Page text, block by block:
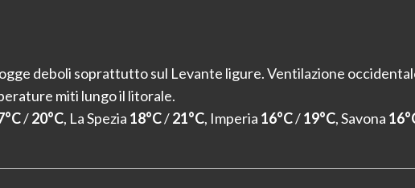
deboli soprattutto sul Levante ligure. Ventilazione
miti lungo il litorale.
/20°C, La Spezia 18°C/21°C, Imperia 16°C/19°C, Savona